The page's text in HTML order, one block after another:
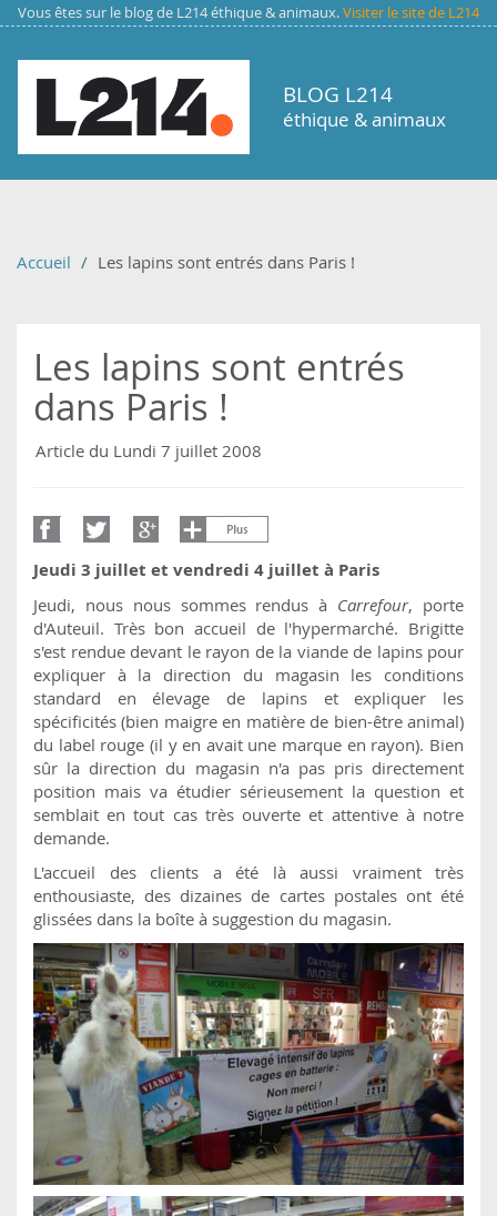
Aller au contenu principal
Vous êtes sur le blog de L214 éthique & animaux.Visiter le site de L214
BLOG L214
éthique & animaux
Accueil Les lapins sont entrés dans Paris !
Les lapins sont entrés
dans Paris !
Article du Lundi 7 juillet 2008
Jeudi 3 juillet et vendredi 4 juillet à Paris
Jeudi, nous nous sommes rendus à Carrefour, porte
d'Auteuil. Très bon accueil de l'hypermarché. Brigitte
s'est rendue devant le rayon de la viande de lapins pour
expliquer à la direction du magasin les conditions
standard en élevage de lapins et expliquer les
spécificités (bien maigre en matière de bien-être animal)
du label rouge (il y en avait une marque en rayon). Bien
sûr la direction du magasin n'a pas pris directement
position mais va étudier sérieusement la question et
semblait en tout cas très ouverte et attentive à notre
demande.
L'accueil des clients a été là aussi vraiment très
enthousiaste, des dizaines de cartes postales ont été
glissées dans la boîte à suggestion du magasin.